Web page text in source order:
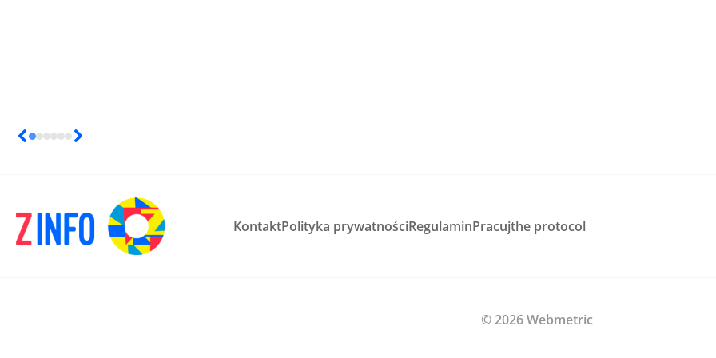
KontaktPolityka prywatnościRegulaminPracujthe protocol
© 2026 Webmetric